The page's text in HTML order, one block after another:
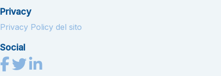
Privacy
Privacy Policy del sito
Social